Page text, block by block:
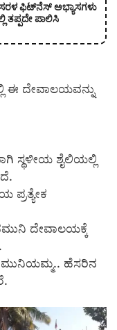
ಫಿಟ್‌ನೆಸ್‌ ಅಭ್ಯಾಸಗಳು
ತಪ್ಪದೇ ಪಾಲಿಸಿ
ಈ ದೇವಾಲಯವನ್ನು
ಸ್ಥಳೀಯ ಶೈಲಿಯಲ್ಲಿ
ಪ್ರತ್ಯೇಕ
ದೇವಾಲಯಕ್ಕೆ
ಹೆಸರಿನ